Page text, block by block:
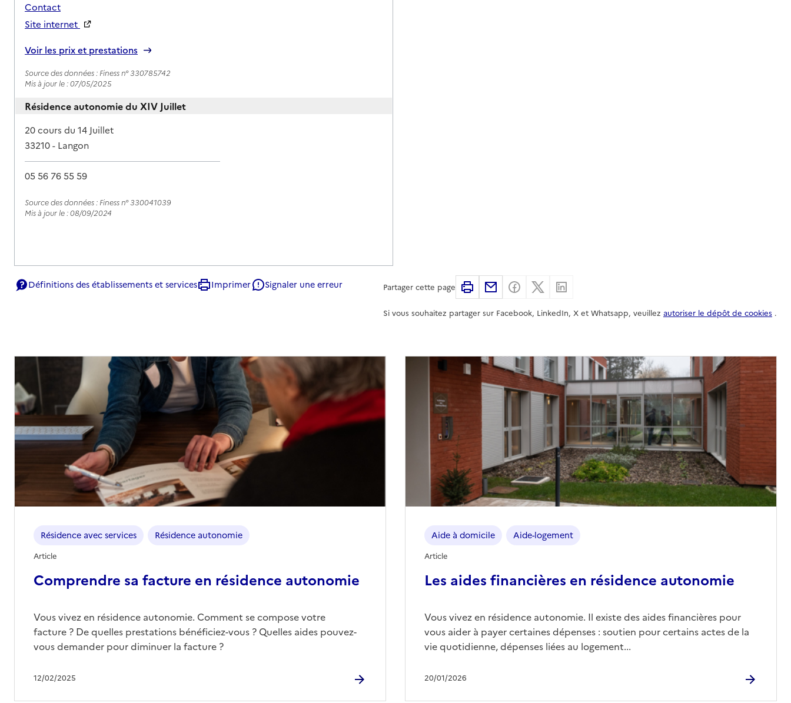
Contact
Site internet
Voir les prix et prestations
Source des données : Finess n° 330785742
Mis à jour le : 07/05/2025
Résidence autonomie du XIV Juillet
Adresse
20 cours du 14 Juillet
33210- Langon
05 56 76 55 59
Source des données : Finess n° 330041039
Mis à jour le : 08/09/2024
Définitions des établissements et services Imprimer Signaler une erreur Partager cette page ImprimerPartager par email
Partager sur Facebook
Partager sur X
Si vous souhaitez partager sur Facebook, LinkedIn, X et Whatsapp, veuillez autoriser le dépôt de cookies .
Comprendre sa facture en résidence autonomie
12/02/2025
Résidence avec services Résidence autonomie
Article
Vous vivez en résidence autonomie. Comment se compose votre
facture ? De quelles prestations bénéficiez-vous ? Quelles aides pouvez-
vous demander pour diminuer la facture ?
Les aides financières en résidence autonomie
20/01/2026
Aide à domicile Aide-logement
Article
Vous vivez en résidence autonomie. Il existe des aides financières pour
vous aider à payer certaines dépenses : soutien pour certains actes de la
vie quotidienne, dépenses liées au logement...